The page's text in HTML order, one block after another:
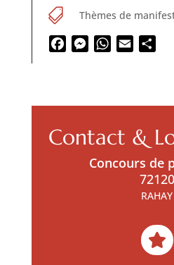
 Thèmes de
FacebookMessenger
WhatsApp
Email
Contact &
Concours de
72120
RAHAY
